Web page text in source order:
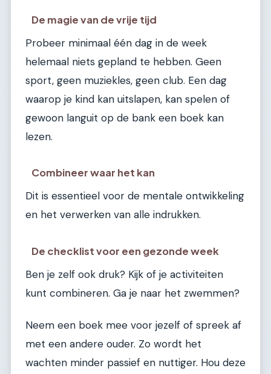
De magie van de vrije tijd
Probeer minimaal één dag in de week
helemaal niets gepland te hebben. Geen
sport, geen muziekles, geen club. Een dag
waarop je kind kan uitslapen, kan spelen of
gewoon languit op de bank een boek kan
lezen.
Combineer waar het kan
Dit is essentieel voor de mentale ontwikkeling
en het verwerken van alle indrukken.
De checklist voor een gezonde week
Ben je zelf ook druk? Kijk of je activiteiten
kunt combineren. Ga je naar het zwemmen?
Neem een boek mee voor jezelf of spreek af
met een andere ouder. Zo wordt het
wachten minder passief en nuttiger. Hou deze